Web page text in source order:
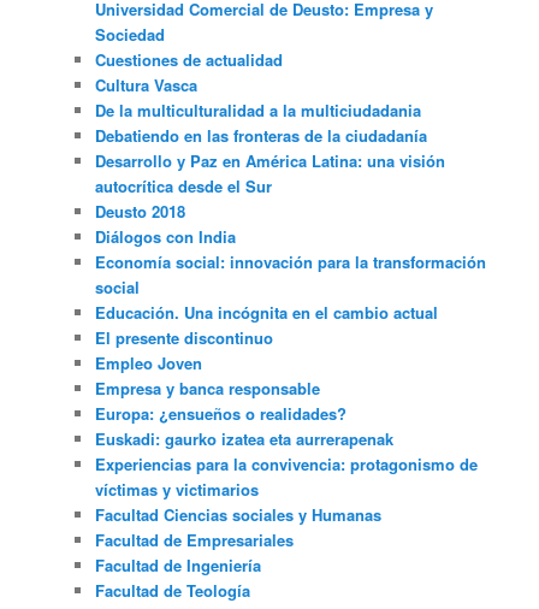
Universidad Comercial de Deusto: Empresa y
Sociedad
Cuestiones de actualidad
Cultura Vasca
De la multiculturalidad a la multiciudadania
Debatiendo en las fronteras de la ciudadanía
Desarrollo y Paz en América Latina: una visión
autocrítica desde el Sur
Deusto 2018
Diálogos con India
Economía social: innovación para la transformación
social
Educación. Una incógnita en el cambio actual
El presente discontinuo
Empleo Joven
Empresa y banca responsable
Europa: ¿ensueños o realidades?
Euskadi: gaurko izatea eta aurrerapenak
Experiencias para la convivencia: protagonismo de
víctimas y victimarios
Facultad Ciencias sociales y Humanas
Facultad de Empresariales
Facultad de Ingeniería
Facultad de Teología